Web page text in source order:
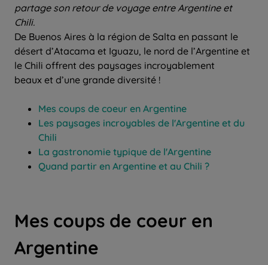
partage son retour de voyage entre Argentine et
Chili.
De Buenos Aires à la région de Salta en passant le
désert d’Atacama et Iguazu, le nord de l’Argentine et
le Chili offrent des paysages incroyablement
beaux et d’une grande diversité !
Mes coups de coeur en Argentine
Les paysages incroyables de l'Argentine et du
Chili
La gastronomie typique de l'Argentine
Quand partir en Argentine et au Chili ?
Mes coups de coeur en
Argentine